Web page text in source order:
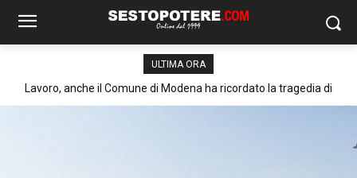
ULTIMA ORA
Lavoro, anche il Comune di Modena ha ricordato la tragedia di